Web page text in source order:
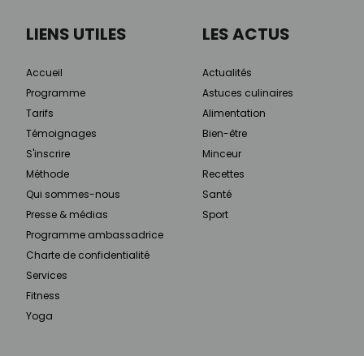
LIENS UTILES
Accueil
Programme
Tarifs
Témoignages
S'inscrire
Méthode
Qui sommes-nous
Presse & médias
Programme ambassadrice
Charte de confidentialité
Services
Fitness
Yoga
LES ACTUS
Actualités
Astuces culinaires
Alimentation
Bien-être
Minceur
Recettes
Santé
Sport